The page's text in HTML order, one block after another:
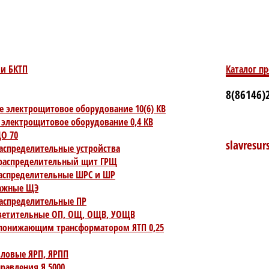
Каталог
БКТП
электрощитовое оборудование 10(6) КВ
оборудование 0,4 КВ
70
устройства
щит ГРЩ
ШРС и ШР
ЩЭ
ПР
ОП, ОЩ, ОЩВ, УОЩВ
трансформатором ЯТП 0,25
ЯРП, ЯРПП